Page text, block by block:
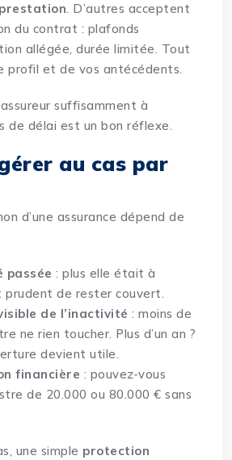
. D’autres acceptent
du contrat : plafonds
allégée, durée limitée. Tout
profil et de vos antécédents.
suffisamment à
de délai est un bon réflexe.
au cas par
d’une assurance dépend de
passée : plus elle était à
prudent de rester couvert.
de l’inactivité : moins de
ne rien toucher. Plus d’un an ?
devient utile.
financière : pouvez-vous
de 20.000 ou 80.000 € sans
une simple protection